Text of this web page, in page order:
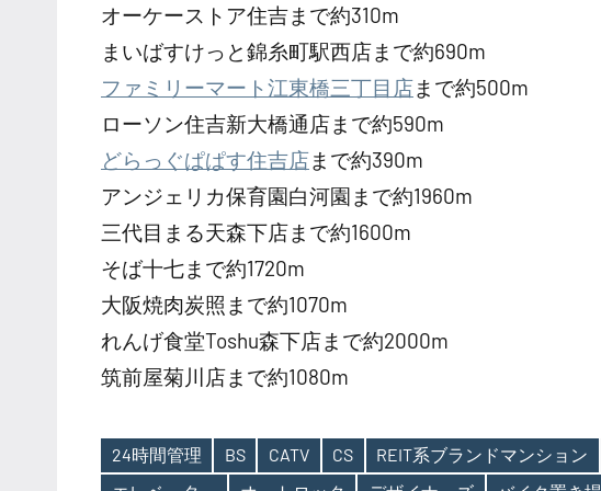
オーケーストア住吉まで約310m
まいばすけっと錦糸町駅西店まで約690m
ファミリーマート江東橋三丁目店まで約500m
ローソン住吉新大橋通店まで約590m
どらっぐぱぱす住吉店まで約390m
アンジェリカ保育園白河園まで約1960m
三代目まる天森下店まで約1600m
そば十七まで約1720m
大阪焼肉炭照まで約1070m
れんげ食堂Toshu森下店まで約2000m
筑前屋菊川店まで約1080m
24時間管理 BS CATV CS REIT系ブランドマンション